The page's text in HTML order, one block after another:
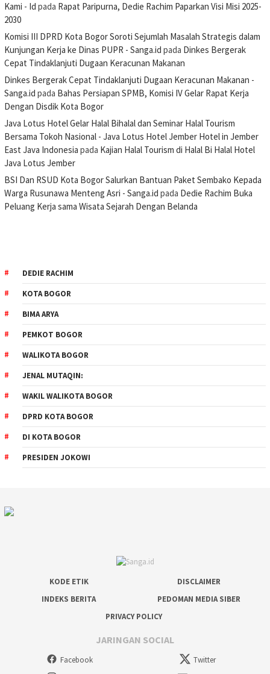
Kami - Id pada Rapat Paripurna, Dedie Rachim Paparkan Visi Misi 2025-
2030
Komisi III DPRD Kota Bogor Soroti Sejumlah Masalah Strategis dalam
Kunjungan Kerja ke Dinas PUPR - Sanga.id pada Dinkes Bergerak
Cepat Tindaklanjuti Dugaan Keracunan Makanan
Dinkes Bergerak Cepat Tindaklanjuti Dugaan Keracunan Makanan -
Sanga.id pada Bahas Persiapan SPMB, Komisi IV Gelar Rapat Kerja
Dengan Disdik Kota Bogor
Java Lotus Hotel Gelar Halal Bihalal dan Seminar Halal Tourism
Bersama Tokoh Nasional - Java Lotus Hotel Jember Hotel in Jember
East Java Indonesia pada Kajian Halal Tourism di Halal Bi Halal Hotel
Java Lotus Jember
BSI Dan RSUD Kota Bogor Salurkan Bantuan Paket Sembako Kepada
Warga Rusunawa Menteng Asri - Sanga.id pada Dedie Rachim Buka
Peluang Kerja sama Wisata Sejarah Dengan Belanda
DEDIE RACHIM
KOTA BOGOR
BIMA ARYA
PEMKOT BOGOR
WALIKOTA BOGOR
JENAL MUTAQIN:
WAKIL WALIKOTA BOGOR
DPRD KOTA BOGOR
DI KOTA BOGOR
PRESIDEN JOKOWI
KODE ETIK
DISCLAIMER
INDEKS BERITA
PEDOMAN MEDIA SIBER
PRIVACY POLICY
JARINGAN SOCIAL
Facebook
Twitter